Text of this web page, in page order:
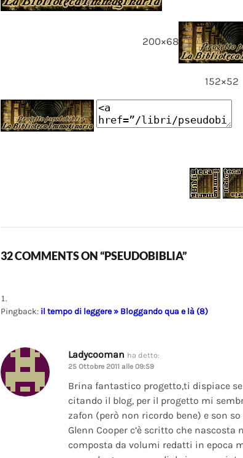
200×68
152×52
32 COMMENTS ON “PSEUDOBIBLIA”
Pingback: il tempo di leggere » Bloggando qua e là (8)
Ladycooman ha detto:
25 Ottobre 2011 alle 09:59
Brina fantastico progetto,ti dispiace
citando il blog, per il progetto mi
zafon (però non ricordo bene) e son
Glenn Cooper c’è scritto che nascosta
composta da volumi redatti in epoca